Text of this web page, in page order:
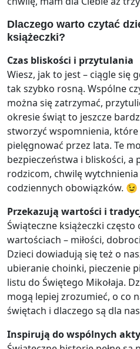
Dlaczego warto czytać
książeczki?
Czas bliskości i przytulania
Wiesz, jak to jest – ciągle się
tak szybko rosną. Wspólne
można się zatrzymać,
okresie świąt to jeszcze
stworzyć wspomnienia, które
pielęgnować przez lata. Te
bezpieczeństwa i bliskości, a
rodzicom, chwilę
codziennych obowiązków. 😉
Przekazują wartości i
Świąteczne książeczki
wartościach – miłości,
Dzieci dowiadują się też o
ubieranie choinki, pieczenie
listu do Świętego Mikołaja.
mogą lepiej zrozumieć, o co
świętach i dlaczego są dla
Inspirują do wspólnych